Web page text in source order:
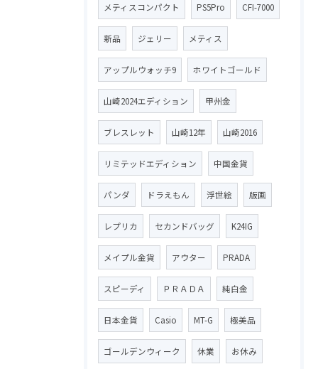
メティスコンパクト PS5Pro CFI-7000
新品 ジェリー メティス
アップルウォッチ9 ホワイトゴールド
山崎2024エディション 甲州金
ブレスレット 山崎12年 山崎2016
リミテッドエディション 中国金貨
パンダ ドラえもん 浮世絵 版画
レプリカ セカンドバッグ K24IG
メイプル金貨 アウター PRADA
スピーディ ＰＲＡＤＡ 純白金
日本金貨 Casio MT-G 極美品
ゴールデンウィーク 休業 お休み